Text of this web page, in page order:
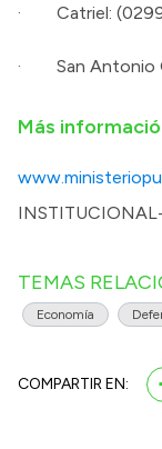
· Catriel:
· San Antonio
Más
TEMAS
Economía
COMPARTIR EN: